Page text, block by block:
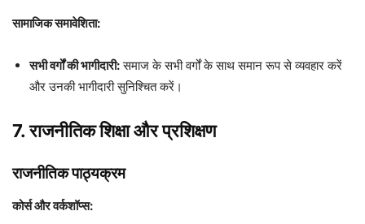
सामाजिक समावेशिता:
सभी वर्गों की भागीदारी:समाज के सभी वर्गों के साथ समान रूप से व्यवहार करें
और उनकी भागीदारी सुनिश्चित करें।
7. राजनीतिक शिक्षा और प्रशिक्षण
राजनीतिक पाठ्यक्रम
कोर्स और वर्कशॉप्स: